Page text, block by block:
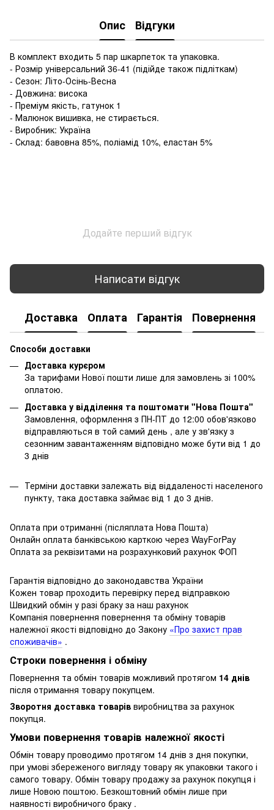
Опис Відгуки
В комплект входить 5 пар шкарпеток та упаковка.
- Розмір універсальний 36-41 (підійде також підліткам)
- Сезон: Літо-Осінь-Весна
- Довжина: висока
- Преміум якість, гатунок 1
- Малюнок вишивка, не стирається.
- Виробник: Україна
- Склад: бавовна 85%, поліамід 10%, еластан 5%
Додайте перший відгук
Написати відгук
Доставка Оплата Гарантія Повернення
Способи доставки
Доставка курєром
За тарифами Нової пошти лише для замовлень зі 100%
оплатою.
Доставка у відділення та поштомати "Нова Пошта"
Замовлення, оформлення з ПН-ПТ до 12:00 обов'язково
відправляються в той самий день , але у зв'язку з
сезонним завантаженням відповідно може бути від 1 до
3 днів
Терміни доставки залежать від віддаленості населеного
пункту, така доставка займає від 1 до 3 днів.
Оплата при отриманні (післяплата Нова Пошта)
Онлайн оплата банківською карткою через WayForPay
Оплата за реквізитами на розрахунковий рахунок ФОП
Гарантія відповідно до законодавства України
Кожен товар проходить перевірку перед відправкою
Швидкий обмін у разі браку за наш рахунок
Компанія повернення повернення та обміну товарів
належної якості відповідно до Закону «Про захист прав
споживачів» .
Строки повернення і обміну
Повернення та обмін товарів можливий протягом 14 днів
після отримання товару покупцем.
Зворотня доставка товарів виробництва за рахунок
покупця.
Умови повернення товарів належної якості
Обмін товару проводимо протягом 14 днів з дня покупки,
при умові збереженого вигляду товару як упаковки такого і
самого товару. Обмін товару продажу за рахунок покупця і
лише Новою поштою. Безкоштовний обмін лише при
наявності виробничого браку .